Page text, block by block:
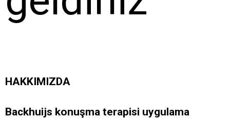
HAKKIMIZDA
Backhuijs konuşma terapisi uygulama